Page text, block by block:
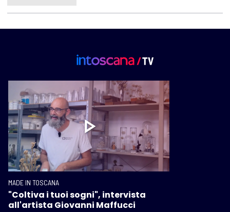
MADE IN TOSCANA
"Coltiva i tuoi sogni", intervista
all'artista Giovanni Maffucci